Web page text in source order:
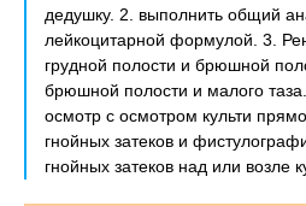
дедушку. 2. выполнить общий
лейкоцитарной формулой. 3.
грудной полости и брюшной
брюшной полости и малого
осмотр с осмотром культи
гнойных затеков и
гнойных затеков над или возле